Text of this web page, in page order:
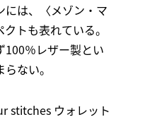
には、〈メゾン・マ
トも表れている。
100％レザー製とい
ない。
stitches ウォレット